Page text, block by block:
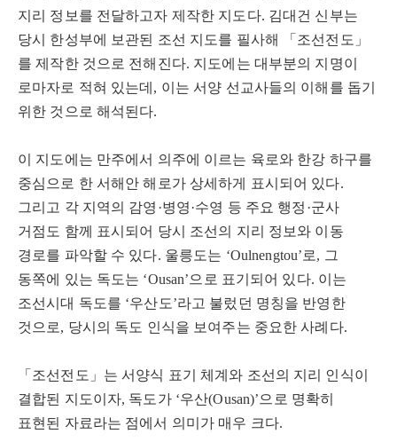
지리 정보를 전달하고자 제작한 지도다. 김대건 신부는
당시 한성부에 보관된 조선 지도를 필사해
「 조선전도 」
를 제작한 것으로 전해진다. 지도에는 대부분의 지명이
로마자로 적혀 있는데 , 이는 서양 선교사들의 이해를 돕기
위한 것으로 해석된다.
이 지도에는 만주에서 의주에 이르는 육로와 한강 하구를
중심으로 한 서해안 해로가 상세하게 표시되어 있다.
그리고 각 지역의 감영 ·병영·수영 등 주요 행정 ·군사
거점도 함께 표시되어 당시 조선의 지리 정보와 이동
경로를 파악할 수 있다. 울릉도는 ‘Oulnengtou’ 로, 그
동쪽에 있는 독도는 ‘Ousan’으로 표기되어 있다. 이는
조선시대 독도를 ‘우산도’라고 불렀던 명칭을 반영한
것으로, 당시의 독도 인식을 보여주는 중요한 사례다.
「 조선전도 」 는 서양식 표기 체계와 조선의 지리 인식이
결합된 지도이자, 독도가 ‘우산(Ousan)’으로 명확히
표현된 자료라는 점에서 의미가 매우 크다.